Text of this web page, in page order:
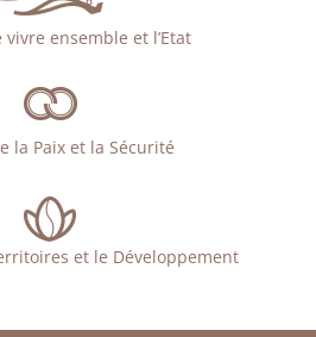
ensemble et l’Etat
la Paix et la Sécurité
et le Développement